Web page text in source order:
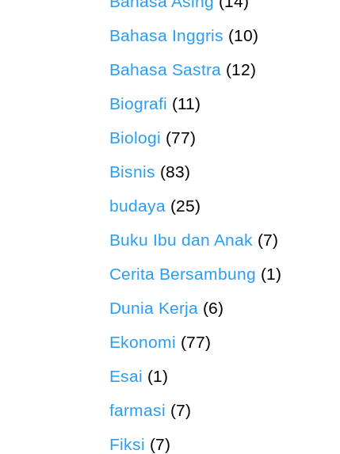
Bahasa Inggris (10)
Bahasa Sastra (12)
Biografi (11)
Biologi (77)
Bisnis (83)
budaya (25)
Buku Ibu dan Anak (7)
Cerita Bersambung (1)
Dunia Kerja (6)
Ekonomi (77)
Esai (1)
farmasi (7)
Fiksi (7)